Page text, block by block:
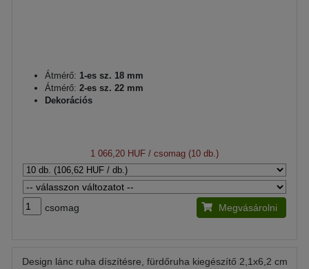
Átmérő: 1-es sz. 18 mm
Átmérő: 2-es sz. 22 mm
Dekorációs
1 066,20 HUF / csomag (10 db.)
csomag Megvásárolni
Design lánc ruha díszítésre, fürdőruha kiegészítő 2,1x6,2 cm